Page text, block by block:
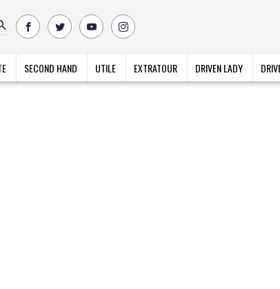
SECOND HAND UTILE EXTRATOUR DRIVEN LADY